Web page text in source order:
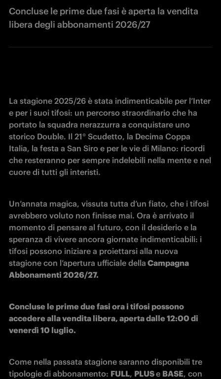
Concluse le prime due fasi è aperta la vendita
libera degli abbonamenti 2026/27
La stagione 2025/26 è stata indimenticabile per l’Inter
e per i suoi tifosi: un percorso straordinario che ha
portato la squadra nerazzurra a conquistare uno
storico Double. Il 21° Scudetto, la Decima Coppa
Italia, la festa a San Siro e per le vie di Milano: ricordi
che resteranno per sempre indelebili nella mente e nel
cuore di tutti gli interisti.
Un’annata magica, vissuta tutta d’un fiato, che i tifosi
avrebbero voluto non finisse mai. Ora è arrivato il
momento di pensare al futuro, con il desiderio e la
speranza di vivere ancora giornate indimenticabili: i
tifosi possono iniziare a proiettarsi alla nuova
stagione con l’apertura ufficiale della Campagna
Abbonamenti 2026/27.
Concluse le prime due fasi ora i tifosi possono
accedere alla vendita libera, aperta dalle 12:00 di
venerdì 10 luglio.
Come nella passata stagione saranno disponibili tre
tipologie di abbonamento: FULL, PLUS e BASE, con